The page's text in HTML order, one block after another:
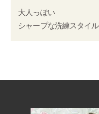
大人っぽい
シャープな洗練スタイル